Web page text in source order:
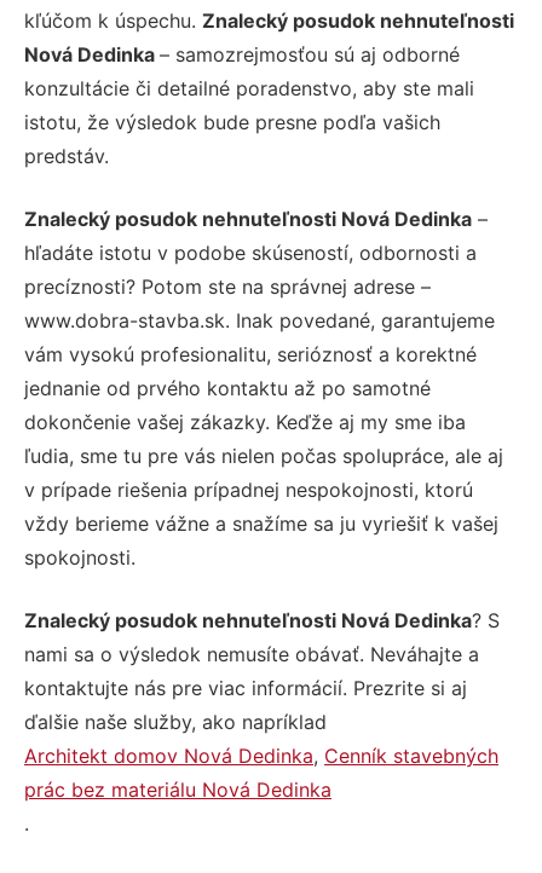
kľúčom k úspechu. Znalecký posudok nehnuteľnosti
Nová Dedinka – samozrejmosťou sú aj odborné
konzultácie či detailné poradenstvo, aby ste mali
istotu, že výsledok bude presne podľa vašich
predstáv.
Znalecký posudok nehnuteľnosti Nová Dedinka –
hľadáte istotu v podobe skúseností, odbornosti a
precíznosti? Potom ste na správnej adrese –
www.dobra-stavba.sk. Inak povedané, garantujeme
vám vysokú profesionalitu, serióznosť a korektné
jednanie od prvého kontaktu až po samotné
dokončenie vašej zákazky. Keďže aj my sme iba
ľudia, sme tu pre vás nielen počas spolupráce, ale aj
v prípade riešenia prípadnej nespokojnosti, ktorú
vždy berieme vážne a snažíme sa ju vyriešiť k vašej
spokojnosti.
Znalecký posudok nehnuteľnosti Nová Dedinka? S
nami sa o výsledok nemusíte obávať. Neváhajte a
kontaktujte nás pre viac informácií. Prezrite si aj
ďalšie naše služby, ako napríklad
Architekt domov Nová Dedinka, Cenník stavebných
prác bez materiálu Nová Dedinka
.